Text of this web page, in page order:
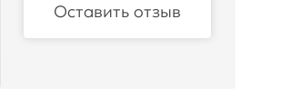
Оставить отзыв